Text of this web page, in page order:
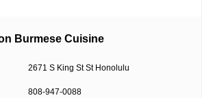
Burmese Cuisine
2671 S King St St Honolulu
808-947-0088